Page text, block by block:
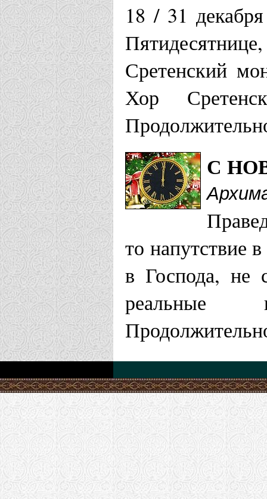
18 / 31
Сретенский
Хор
С
то напутствие
в Господа, не
реальные